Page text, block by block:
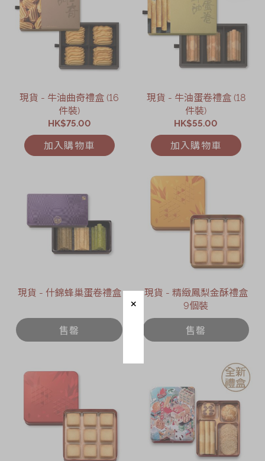
現貨 - 牛油曲奇禮盒 (16
件裝)
HK$75.00
加入購物車
現貨 - 牛油蛋卷禮盒 (18
件裝)
HK$55.00
加入購物車
現貨 - 什錦蜂巢蛋卷禮盒
售罄
現貨 - 精緻鳳梨金酥禮盒
9個裝
售罄